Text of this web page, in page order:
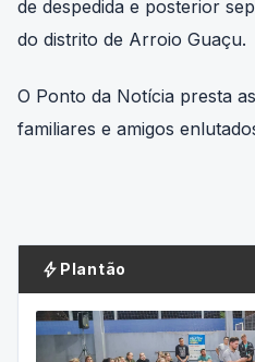
de despedida e posterior
do distrito de Arroio Guaçu.
O Ponto da Notícia presta
familiares e amigos
bolt